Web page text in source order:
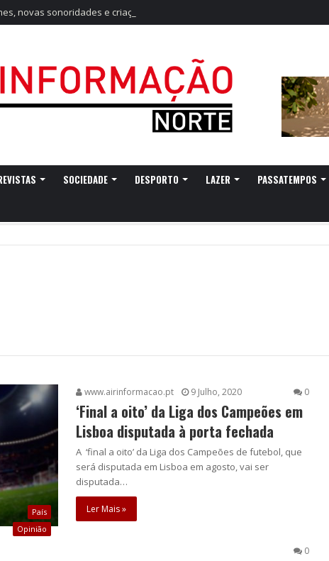
novas sonoridades e criação artística marcam a nova temporada do CTAL
SOCIEDADE DESPORTO LAZER PASSATEMPOS
País
www.airinformacao.pt 9 Julho, 2020 0
‘Final a oito’ da Liga dos Campeões em
Lisboa disputada à porta fechada
A ‘final a oito’ da Liga dos Campeões de futebol, que
será disputada em Lisboa em agosto, vai ser
disputada…
Ler Mais »
Opinião
0